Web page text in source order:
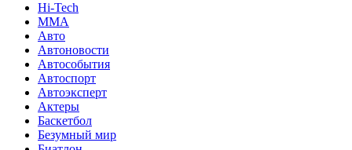
Hi-Tech
MMA
Авто
Автоновости
Автособытия
Автоспорт
Автоэксперт
Актеры
Баскетбол
Безумный мир